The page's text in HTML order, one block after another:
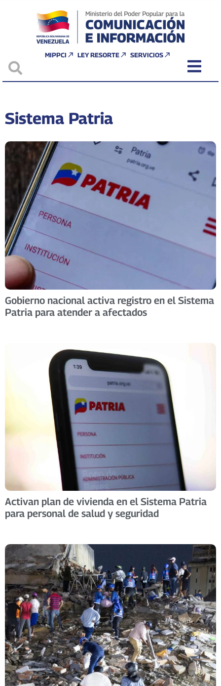
MIPPCI LEY RESORTE SERVICIOS
Sistema Patria
Gobierno nacional activa registro en el Sistema
Patria para atender a afectados
Activan plan de vivienda en el Sistema Patria
para personal de salud y seguridad